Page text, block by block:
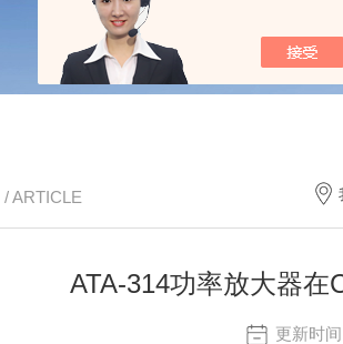
/ ARTICLE
ATA-314功率放大器在
更新时